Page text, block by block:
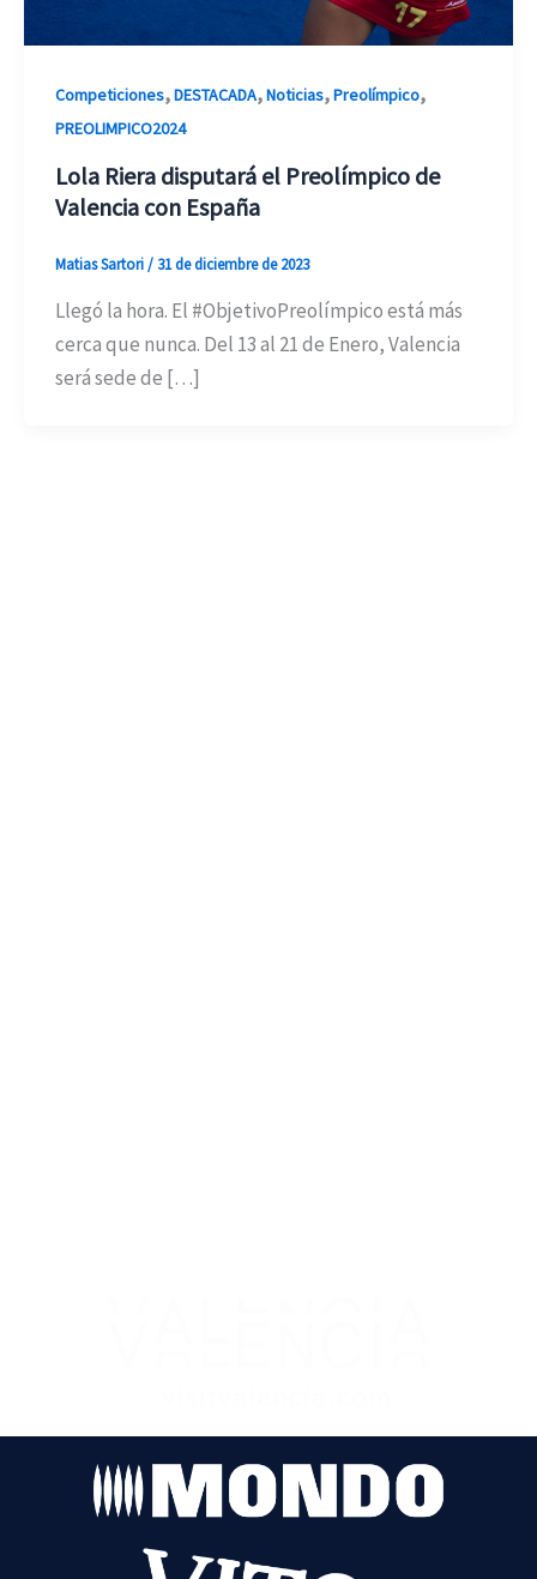
Competiciones,DESTACADA,Noticias,Preolímpico,
PREOLIMPICO2024
Lola Riera disputará el Preolímpico de
Valencia con España
Matias Sartori/ 31 de diciembre de 2023
Llegó la hora. El #ObjetivoPreolímpico está más
cerca que nunca. Del 13 al 21 de Enero, Valencia
será sede de […]